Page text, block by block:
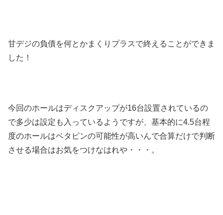
甘デジの負債を何とかまくりプラスで終えることができま
した！
今回のホールはディスクアップが16台設置されているの
で多少は設定も入っているようですが、基本的に4.5台程
度のホールはベタピンの可能性が高いんで合算だけで判断
させる場合はお気をつけなはれや・・・。